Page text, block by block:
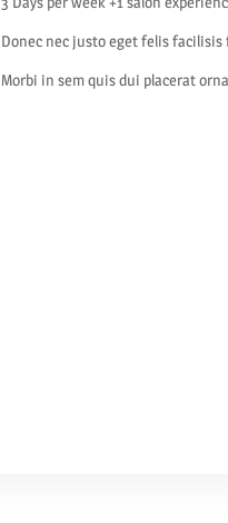
Donec nec justo eget felis
Morbi in sem quis dui placerat